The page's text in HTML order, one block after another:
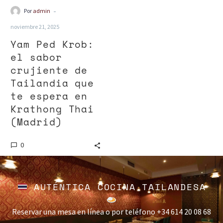
Por admin -
noviembre 21, 2025
Yam Ped Krob:
el sabor
crujiente de
Tailandia que
te espera en
Krathong Thai
(Madrid)
0
AUTÉNTICA COCINA TAILANDESA
Reservar una mesa en línea o por teléfono +34 614 20 08 68